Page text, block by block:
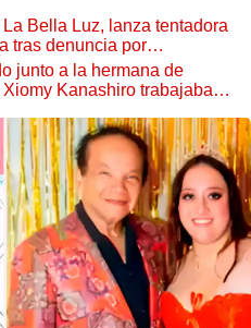
Bella Luz, lanza tentadora
tras denuncia por
junto a la hermana de
Kanashiro trabajaba: